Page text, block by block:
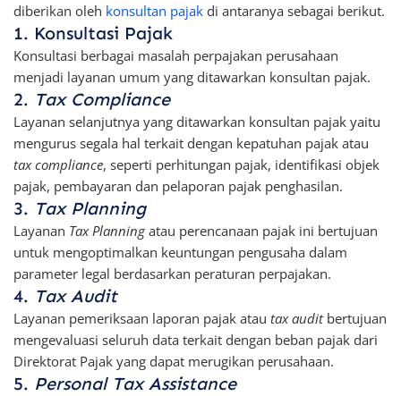
diberikan oleh konsultan pajakdi antaranya sebagai berikut.
1. Konsultasi Pajak
Konsultasi berbagai masalah perpajakan perusahaan
menjadi layanan umum yang ditawarkan konsultan pajak.
2. Tax Compliance
Layanan selanjutnya yang ditawarkan konsultan pajak yaitu
mengurus segala hal terkait dengan kepatuhan pajak atau
tax compliance, seperti perhitungan pajak, identifikasi objek
pajak, pembayaran dan pelaporan pajak penghasilan.
3. Tax Planning
Layanan Tax Planningatau perencanaan pajak ini bertujuan
untuk mengoptimalkan keuntungan pengusaha dalam
parameter legal berdasarkan peraturan perpajakan.
4. Tax Audit
Layanan pemeriksaan laporan pajak atau tax auditbertujuan
mengevaluasi seluruh data terkait dengan beban pajak dari
Direktorat Pajak yang dapat merugikan perusahaan.
5. Personal Tax Assistance